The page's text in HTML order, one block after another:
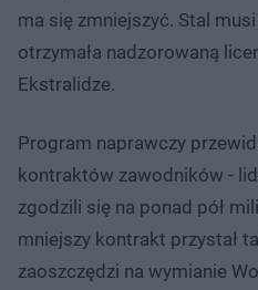
ma się zmniejszyć. Stal
otrzymała nadzorowaną
Ekstralidze.
Program naprawczy
kontraktów zawodników -
zgodzili się na ponad pół
mniejszy kontrakt przystał
zaoszczędzi na wymianie